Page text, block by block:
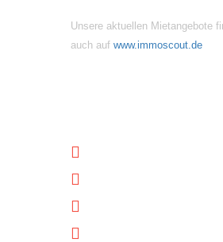
Unsere aktuellen Mietangebote
auch auf www.immoscout.de